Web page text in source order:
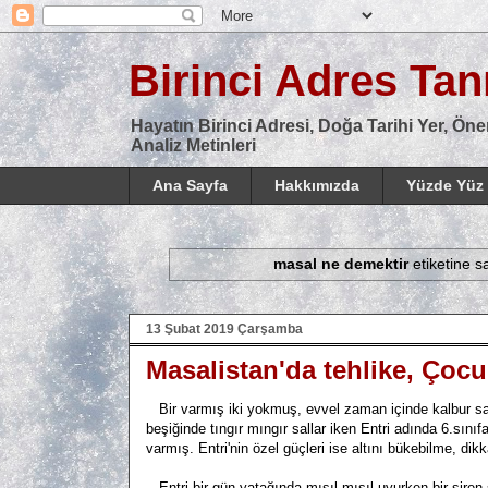
Birinci Adres
Hayatın Birinci Adresi, Doğa Tarihi Yer,
Analiz Metinleri
Ana Sayfa Hakkımızda Yüzde Yüz
masal ne demektiretiketine
13 Şubat 2019 Çarşamba
Masalistan'da tehlike,
Bir varmış iki yokmuş, evvel zaman içinde kalbur
beşiğinde tıngır mıngır sallar iken Entri adında
varmış. Entri'nin özel güçleri ise altını bükebilme,